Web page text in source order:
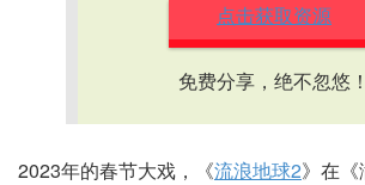
点击获取资源
免费分享，绝不忽悠！
2023年的春节大戏，《流浪地球2》在